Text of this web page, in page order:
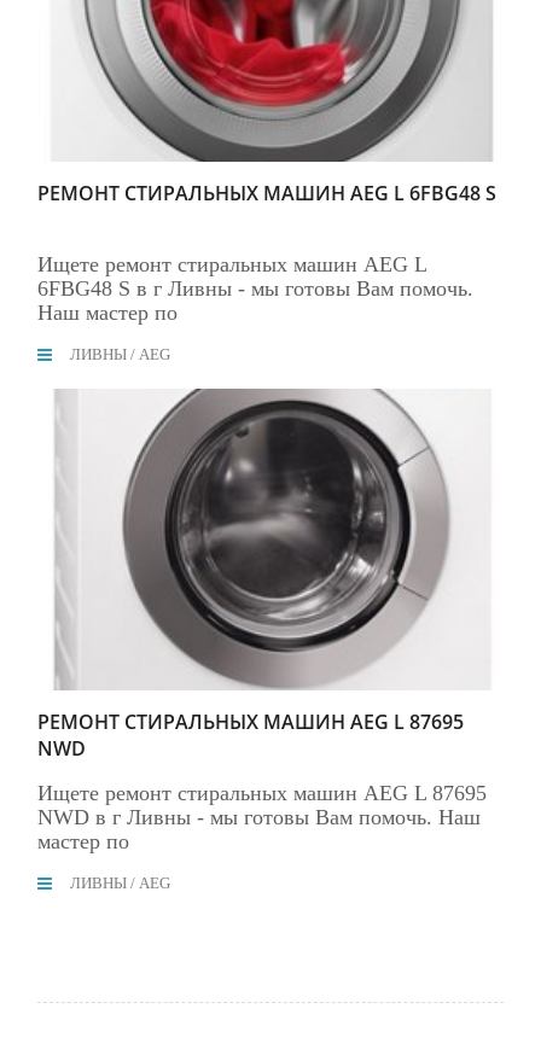
РЕМОНТ СТИРАЛЬНЫХ МАШИН AEG L 6FBG48 S
Ищете ремонт стиральных машин AEG L
6FBG48 S в г Ливны - мы готовы Вам помочь.
Наш мастер по
ЛИВНЫ /AEG
РЕМОНТ СТИРАЛЬНЫХ МАШИН AEG L 87695
NWD
Ищете ремонт стиральных машин AEG L 87695
NWD в г Ливны - мы готовы Вам помочь. Наш
мастер по
ЛИВНЫ /AEG